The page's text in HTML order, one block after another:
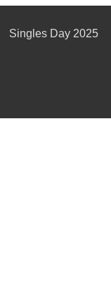
Singles Day 2025